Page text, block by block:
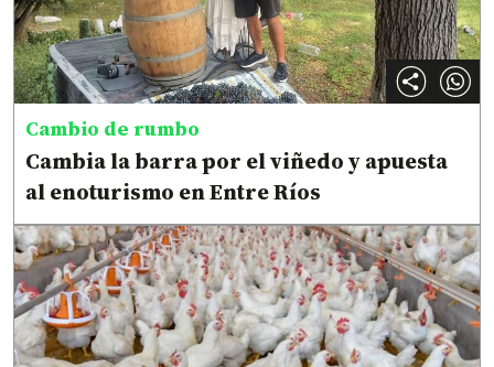
Cambio de rumbo
Cambia la barra por el viñedo y apuesta
al enoturismo en Entre Ríos